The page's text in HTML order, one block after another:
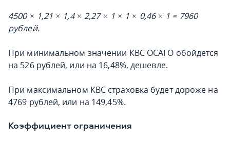
4500 × 1,21 × 1,4 × 2,27 × 1 × 1 × 0,46 × 1 = 7960
рублей.
При минимальном значении КВС ОСАГО обойдется
на 526 рублей, или на 16,48%, дешевле.
При максимальном КВС страховка будет дороже на
4769 рублей, или на 149,45%.
Коэффициент ограничения